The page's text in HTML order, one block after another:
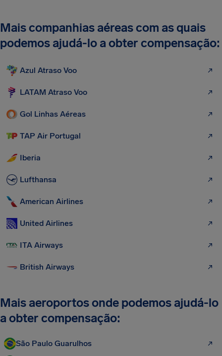
Mais companhias aéreas com as quais
podemos ajudá-lo a obter compensação:
Azul Atraso Voo
LATAM Atraso Voo
Gol Linhas Aéreas
TAP Air Portugal
Iberia
Lufthansa
American Airlines
United Airlines
ITA Airways
British Airways
Mais aeroportos onde podemos ajudá-lo
a obter compensação:
São Paulo Guarulhos